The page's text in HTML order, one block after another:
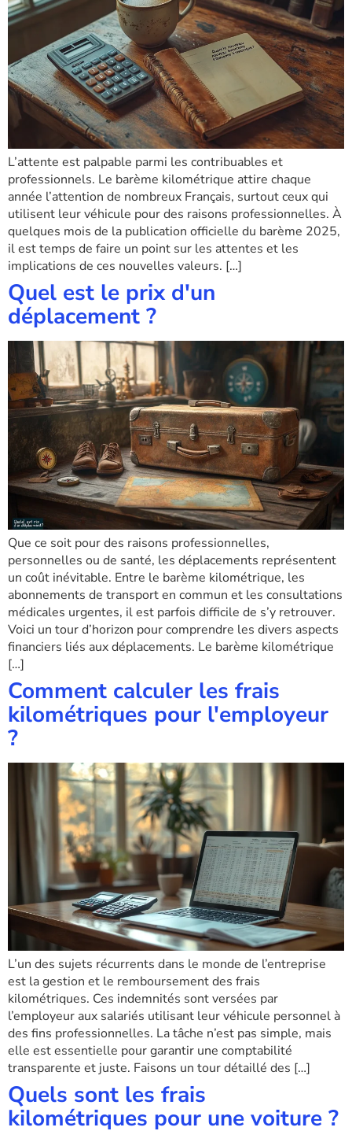
L’attente est palpable parmi les contribuables et
professionnels. Le barème kilométrique attire chaque
année l’attention de nombreux Français, surtout ceux qui
utilisent leur véhicule pour des raisons professionnelles. À
quelques mois de la publication officielle du barème 2025,
il est temps de faire un point sur les attentes et les
implications de ces nouvelles valeurs. […]
Quel est le prix d'un
déplacement ?
Que ce soit pour des raisons professionnelles,
personnelles ou de santé, les déplacements représentent
un coût inévitable. Entre le barème kilométrique, les
abonnements de transport en commun et les consultations
médicales urgentes, il est parfois difficile de s’y retrouver.
Voici un tour d’horizon pour comprendre les divers aspects
financiers liés aux déplacements. Le barème kilométrique
[…]
Comment calculer les frais
kilométriques pour l'employeur
?
L’un des sujets récurrents dans le monde de l’entreprise
est la gestion et le remboursement des frais
kilométriques. Ces indemnités sont versées par
l’employeur aux salariés utilisant leur véhicule personnel à
des fins professionnelles. La tâche n’est pas simple, mais
elle est essentielle pour garantir une comptabilité
transparente et juste. Faisons un tour détaillé des […]
Quels sont les frais
kilométriques pour une voiture ?